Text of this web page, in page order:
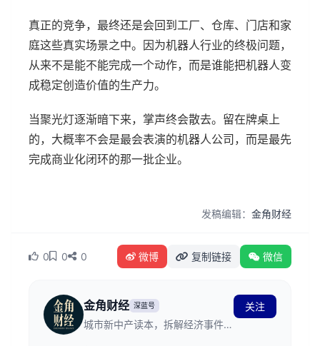
真正的竞争，最终还是会回到工厂、仓库、门店和家
庭这些真实场景之中。因为机器人行业的终极问题，
从来不是能不能完成一个动作，而是谁能把机器人变
成稳定创造价值的生产力。
当聚光灯逐渐暗下来，掌声终会散去。留在牌桌上
的，大概率不会是最会表演的机器人公司，而是最先
完成商业化闭环的那一批企业。
发稿编辑： 金角财经
0 0 0 微博 复制链接 微信
金角财经 深蓝号
城市新中产读本，拆解经济事件背
关注